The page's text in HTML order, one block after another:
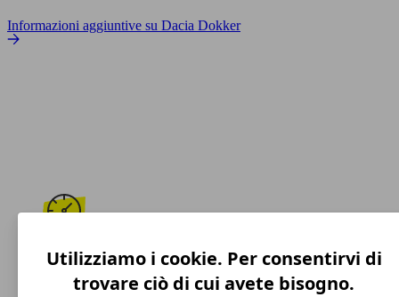
Informazioni aggiuntive su Dacia Dokker
170 km/h
Velocità massima
Utilizziamo i cookie. Per consentirvi di
trovare ciò di cui avete bisogno.